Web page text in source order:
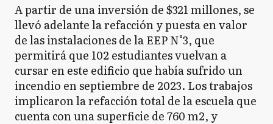
A partir de una inversión de $321 millones, se
llevó adelante la refacción y puesta en valor
de las instalaciones de la EEP N°3, que
permitirá que 102 estudiantes vuelvan a
cursar en este edificio que había sufrido un
incendio en septiembre de 2023. Los trabajos
implicaron la refacción total de la escuela que
cuenta con una superficie de 760 m2, y